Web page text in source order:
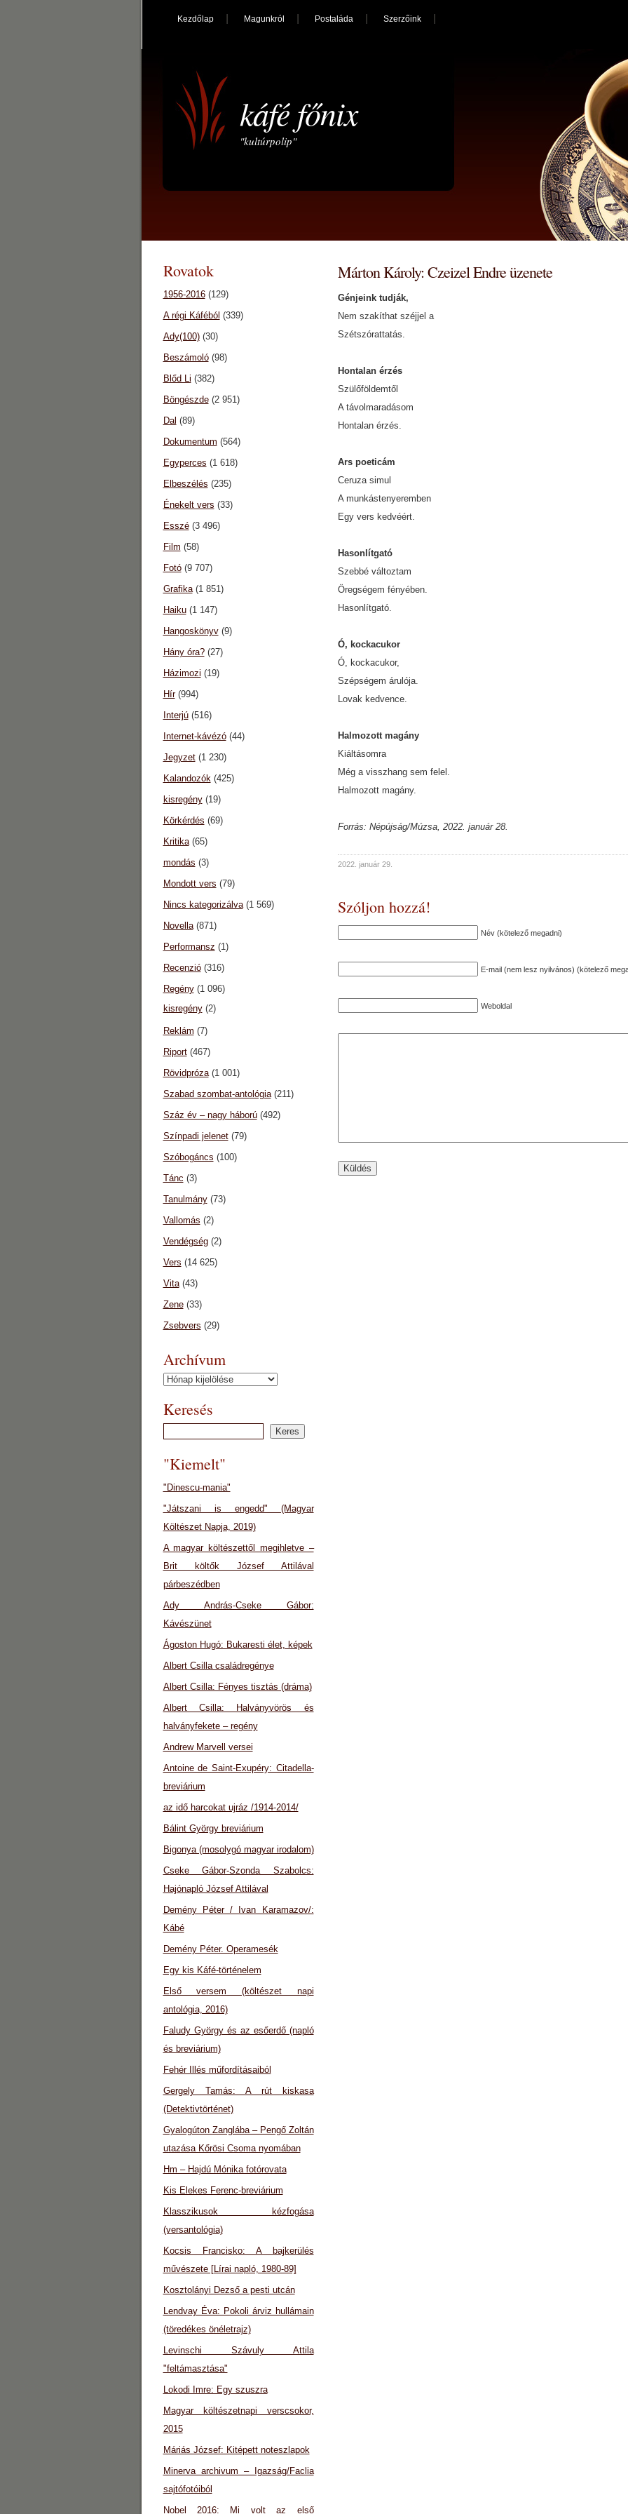
Kezdőlap Magunkról Postaláda Szerzőink
káfé főnix
"kultúrpolip"
Márton Károly: Czeizel Endre üzenete
Génjeink tudják,
Nem szakíthat széjjel a
Szétszórattatás.
Hontalan érzés
Szülőföldemtől
A távolmaradásom
Hontalan érzés.
Ars poeticám
Ceruza simul
A munkástenyeremben
Egy vers kedvéért.
Hasonlítgató
Szebbé változtam
Öregségem fényében.
Hasonlítgató.
Ó, kockacukor
Ó, kockacukor,
Szépségem árulója.
Lovak kedvence.
Halmozott magány
Kiáltásomra
Még a visszhang sem felel.
Halmozott magány.
Forrás: Népújság/Múzsa, 2022. január 28.
2022. január 29.
Szóljon hozzá!
Név (kötelező megadni)
E-mail (nem lesz nyilvános) (kötelező
Weboldal
Rovatok
1956-2016(129)
A régi Káféból (339)
Ady(100)(30)
Beszámoló(98)
Blőd Li (382)
Böngészde(2 951)
Dal (89)
Dokumentum (564)
Egyperces (1 618)
Elbeszélés (235)
Énekelt vers (33)
Esszé(3 496)
Film (58)
Fotó(9 707)
Grafika(1 851)
Haiku(1 147)
Hangoskönyv(9)
Hány óra?(27)
Házimozi (19)
Hír(994)
Interjú(516)
Internet-kávézó(44)
Jegyzet(1 230)
Kalandozók(425)
kisregény(19)
Körkérdés (69)
Kritika(65)
mondás (3)
Mondott vers (79)
Nincs kategorizálva(1 569)
Novella(871)
Performansz (1)
Recenzió(316)
Regény(1 096)
kisregény(2)
Reklám (7)
Riport(467)
Rövidpróza(1 001)
Szabad szombat-antológia(211)
Száz év – nagy háború(492)
Színpadi jelenet(79)
Szóbogáncs (100)
Tánc (3)
Tanulmány(73)
Vallomás (2)
Vendégség(2)
Vers (14 625)
Vita(43)
Zene(33)
Zsebvers (29)
Archívum
Archívum
Keresés
"Kiemelt"
"Dinescu-mania"
"Játszani is engedd" (Magyar
Költészet Napja, 2019)
A magyar költészettől megihletve –
Brit költők József Attilával
párbeszédben
Ady András-Cseke Gábor:
Kávészünet
Ágoston Hugó: Bukaresti élet, képek
Albert Csilla családregénye
Albert Csilla: Fényes tisztás (dráma)
Albert Csilla: Halványvörös és
halványfekete – regény
Andrew Marvell versei
Antoine de Saint-Exupéry: Citadella-
breviárium
az idő harcokat ujráz /1914-2014/
Bálint György breviárium
Bigonya (mosolygó magyar irodalom)
Cseke Gábor-Szonda Szabolcs:
Hajónapló József Attilával
Demény Péter / Ivan Karamazov/:
Kábé
Demény Péter. Operamesék
Egy kis Káfé-történelem
Első versem (költészet napi
antológia, 2016)
Faludy György és az esőerdő (napló
és breviárium)
Fehér Illés műfordításaiból
Gergely Tamás: A rút kiskasa
(Detektivtörténet)
Gyalogúton Zanglába – Pengő Zoltán
utazása Kőrösi Csoma nyomában
Hm – Hajdú Mónika fotórovata
Kis Elekes Ferenc-breviárium
Klasszikusok kézfogása
(versantológia)
Kocsis Francisko: A bajkerülés
művészete [Lírai napló, 1980-89]
Kosztolányi Dezső a pesti utcán
Lendvay Éva: Pokoli árviz hullámain
(töredékes önéletrajz)
Levinschi Szávuly Attila
"feltámasztása"
Lokodi Imre: Egy szuszra
Magyar költészetnapi verscsokor,
2015
Máriás József: Kitépett noteszlapok
Minerva archivum – Igazság/Faclia
sajtófotóiból
Nobel 2016: Mi volt az első